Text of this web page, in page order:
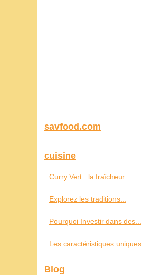
savfood.com
cuisine
Curry Vert : la fraîcheur...
Explorez les traditions...
Pourquoi Investir dans des...
Les caractéristiques uniques...
Blog